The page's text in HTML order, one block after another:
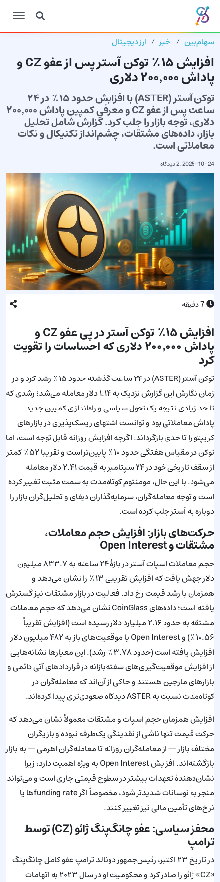
سهام‌بین خبر ارز دیجیتال
افزایش ۱۵٪ توکن آستر پس از عفو CZ و
پاداش ۲۰۰٬۰۰۰ دلاری
توکن آستر (ASTER) با افزایش حدود ۱۵٪ در ۲۴
ساعت پس از عفو CZ و معرفی کمپین پاداش ۲۰۰٬۰۰۰
دلاری، توجه بازار را جلب کرد. گزارش شامل تحلیل
بازار، داده‌های مشتقات، چشم‌انداز تکنیکال و نکات
معاملاتی است.
2025-10-24
.2 دیدگاه
7دقیقه
افزایش ۱۵٪ توکن آستر در پی عفو CZ و
پاداش ۲۰۰٬۰۰۰ دلاری که احساسات را تقویت
کرد
توکن آستر (ASTER) در ۲۴ ساعت گذشته حدود ۱۵٪ رشد کرد و در
زمان نگارش این گزارش نزدیک به ۱.۱۴ دلار معامله می‌شد؛ رشدی که
تا حد زیادی نتیجه یک تحول سیاسی و راه‌اندازی کمپین جدید
پاداش معاملاتی بود و توانست اشتهای ریسک‌پذیری در بازارهای
کریپتو را تا حدی بازگرداند. اگرچه افزایش روزانه قابل توجه است، اما
توکن در مقیاس هفتگی حدود ۱۰٪ پایین‌تر است و تقریبا ۵۲٪ کمتر
از سقف تاریخی خود در ۲۴ سپتامبر به قیمت ۲.۴۱ دلار معامله
می‌شود. با این حال، مومنتوم کوتاه‌مدت به سمت مثبت تغییر کرده
است و توجه معامله‌گران، سرمایه‌گذاران دیفای و تحلیل‌گران بازار را
دوباره به آستر جلب کرده است.
حرکت‌های بازار: افزایش حجم معاملات،
مشتقات و Open Interest
حجم معاملات اسپات آستر در بازهٔ ۲۴ ساعته به ۸۳۳.۷ میلیون
دلار جهش یافت که افزایش تقریبی ۱۳٪ را نشان می‌دهد و
همزمان با رشد قیمت رخ داد. فعالیت در بازار مشتقات نیز گسترش
یافته است؛ داده‌های CoinGlass نشان می‌دهد که حجم معاملات
مشتقه به حدود ۲.۱۶ میلیارد دلار رسیده است (افزایش تقریباً
۱۰.۵۶٪) و Open Interest یا موقعیت‌های باز به ۴۸۲ میلیون دلار
افزایش یافته است (حدود ۳.۷۸٪ رشد). این معیارها نشانه‌هایی
از افزایش موقعیت‌گیری‌های سفته‌بازانه در قراردادهای آتی دائمی و
بازارهای مارجین هستند و حاکی از آن‌اند که معامله‌گران در
کوتاه‌مدت نسبت به ASTER دیدگاه صعودی‌تری پیدا کرده‌اند.
افزایش همزمان حجم اسپات و مشتقات معمولاً نشان می‌دهد که
حرکت قیمت تنها ناشی از نقدینگی یک‌طرفه نبوده و بازیگران
مختلف بازار — از معامله‌گران روزانه تا معامله‌گران اهرمی — به بازار
بازگشته‌اند. افزایش Open Interest به ویژه اهمیت دارد، زیرا
نشان‌دهندهٔ تعهدات بیشتر در سطوح قیمتی جاری است و می‌تواند
منجر به نوسانات شدیدتر شود، مخصوصاً اگر funding rateها یا
نرخ‌های تأمین مالی نیز تغییر کنند.
محفز سیاسی: عفو چانگ‌پنگ ژائو (CZ) توسط
ترامپ
در تاریخ ۲۳ اکتبر، رئیس‌جمهور دونالد ترامپ عفو کامل چانگ‌پنگ
«CZ» ژائو را صادر کرد و محکومیت او در سال ۲۰۲۳ به اتهامات